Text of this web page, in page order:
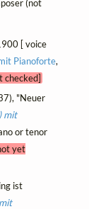
(not
[ voice
Pianoforte,
checked]
"Neuer
mit
or tenor
yet
ist